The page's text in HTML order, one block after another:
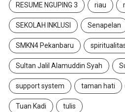
RESUME NGUPING 3 riau
SEKOLAH INKLUSI Senapelan
SMKN4 Pekanbaru
Sultan Jalil Alamuddin Syah
support system taman hati
Tuan Kadi tulis